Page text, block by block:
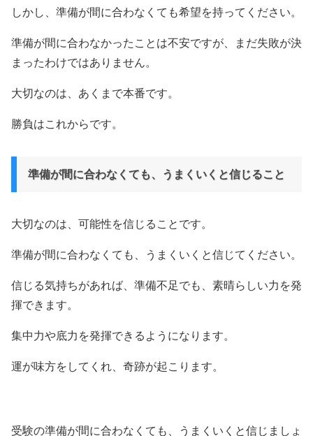
しかし、準備が間に合わなくても希望を持ってください。
準備が間に合わなかったことは不安ですが、まだ失敗が決
まったわけではありません。
大切なのは、あくまで本番です。
勝負はこれからです。
準備が間に合わなくても、うまくいくと信じること
大切なのは、可能性を信じることです。
準備が間に合わなくても、うまくいくと信じてください。
信じる気持ちがあれば、準備不足でも、素晴らしい力を発
揮できます。
集中力や底力を発揮できるようになります。
運が味方をしてくれ、奇跡が起こります。
受験の準備が間に合わなくても、うまくいくと信じましょ